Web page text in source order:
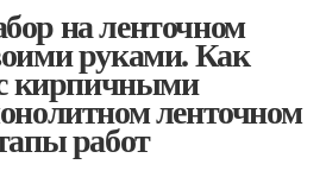
на ленточном
руками. Как
с кирпичными
ленточном
работ